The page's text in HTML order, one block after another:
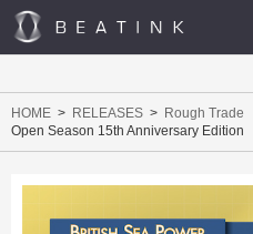
HOME RELEASES
Rough Trade
Open Season 15th Anniversary Edition